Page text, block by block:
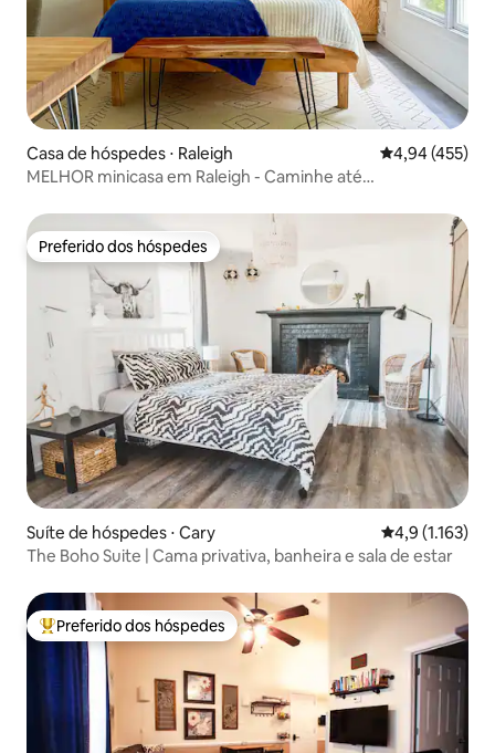
Casa de hóspedes ⋅ Raleigh 4,94 de uma
4,94 (455)
MELHOR minicasa em Raleigh - Caminhe até
Preferido dos hóspedes
Preferido dos hóspedes
Suíte de hóspedes ⋅ Cary 4,9 de uma
4,9 (1.163)
The Boho Suite | Cama privativa, banheira e sala de estar
Entre os melhores preferidos dos hóspedes
Preferido dos hóspedes